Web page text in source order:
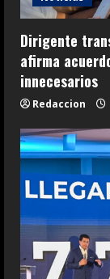
Dirigente
afirma
innecesarios
Redaccion